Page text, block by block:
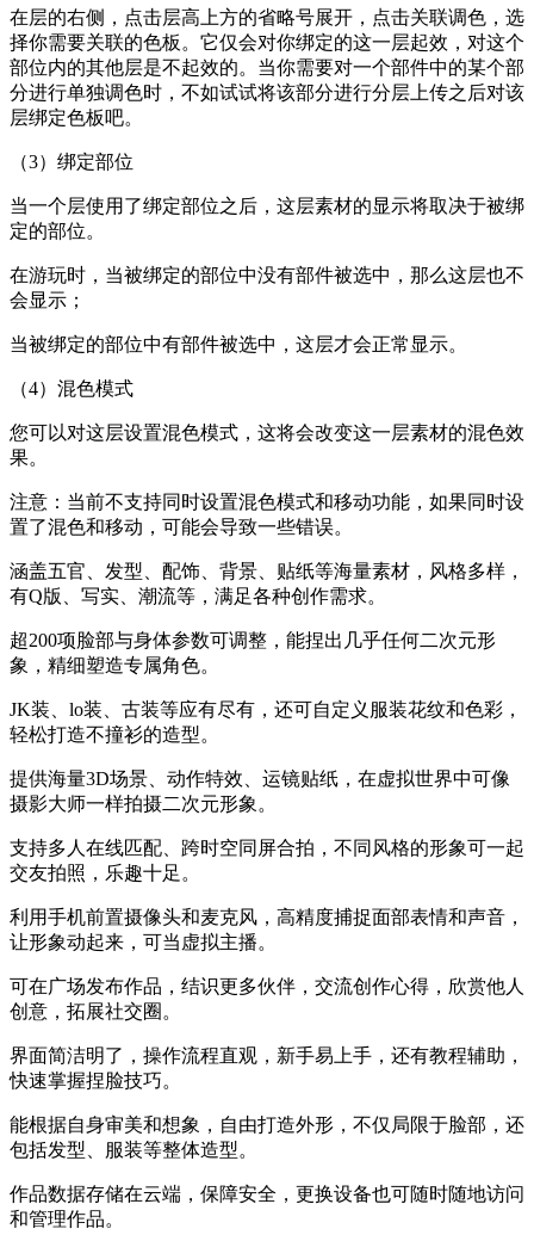
在层的右侧，点击层高上方的省略号展开，点击关联调色，选
择你需要关联的色板。它仅会对你绑定的这一层起效，对这个
部位内的其他层是不起效的。当你需要对一个部件中的某个部
分进行单独调色时，不如试试将该部分进行分层上传之后对该
层绑定色板吧。
（3）绑定部位
当一个层使用了绑定部位之后，这层素材的显示将取决于被绑
定的部位。
在游玩时，当被绑定的部位中没有部件被选中，那么这层也不
会显示；
当被绑定的部位中有部件被选中，这层才会正常显示。
（4）混色模式
您可以对这层设置混色模式，这将会改变这一层素材的混色效
果。
注意：当前不支持同时设置混色模式和移动功能，如果同时设
置了混色和移动，可能会导致一些错误。
涵盖五官、发型、配饰、背景、贴纸等海量素材，风格多样，
有Q版、写实、潮流等，满足各种创作需求。
超200项脸部与身体参数可调整，能捏出几乎任何二次元形
象，精细塑造专属角色。
JK装、lo装、古装等应有尽有，还可自定义服装花纹和色彩，
轻松打造不撞衫的造型。
提供海量3D场景、动作特效、运镜贴纸，在虚拟世界中可像
摄影大师一样拍摄二次元形象。
支持多人在线匹配、跨时空同屏合拍，不同风格的形象可一起
交友拍照，乐趣十足。
利用手机前置摄像头和麦克风，高精度捕捉面部表情和声音，
让形象动起来，可当虚拟主播。
可在广场发布作品，结识更多伙伴，交流创作心得，欣赏他人
创意，拓展社交圈。
界面简洁明了，操作流程直观，新手易上手，还有教程辅助，
快速掌握捏脸技巧。
能根据自身审美和想象，自由打造外形，不仅局限于脸部，还
包括发型、服装等整体造型。
作品数据存储在云端，保障安全，更换设备也可随时随地访问
和管理作品。